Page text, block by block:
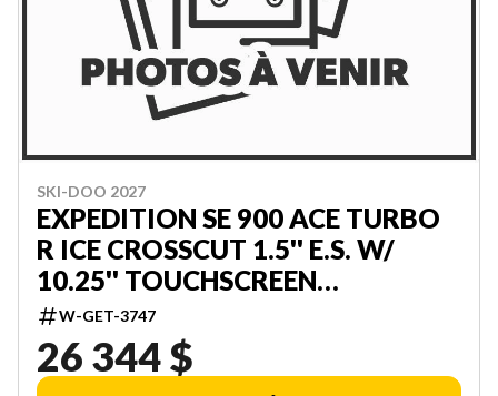
SKI-DOO 2027
EXPEDITION SE 900 ACE TURBO
R ICE CROSSCUT 1.5'' E.S. W/
10.25'' TOUCHSCREEN
000AYVK00
W-GET-3747
26 344 $